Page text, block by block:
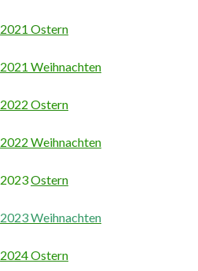
2021 Ostern
2021 Weihnachten
2022 Ostern
2022 Weihnachten
2023Ostern
2023 Weihnachten
2024 Ostern